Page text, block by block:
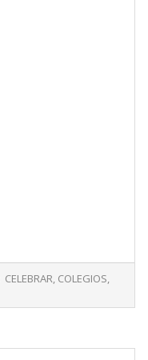
CELEBRAR, COLEGIOS,